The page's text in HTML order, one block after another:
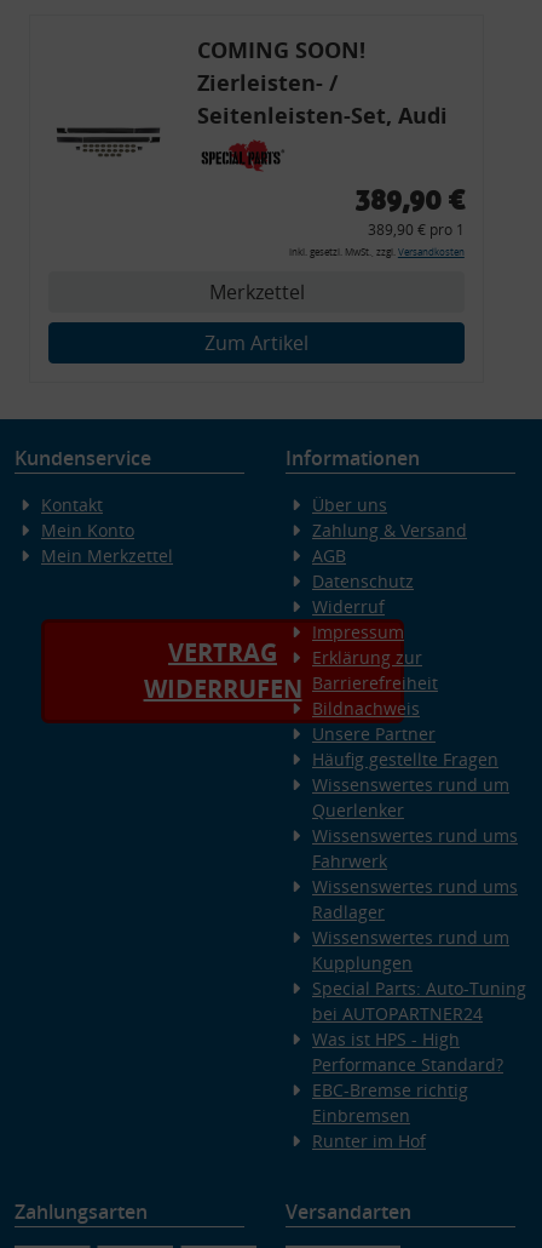
COMING SOON!
Zierleisten- /
Seitenleisten-Set, Audi
80 Cabrio, Coupe, S2, (6x
Zierleiste, 2x Kappe,
Montagewerkzeug)
389,90 €
389,90 € pro 1
inkl. gesetzl. MwSt., zzgl. Versandkosten
Merkzettel
Zum Artikel
Kundenservice
Kontakt
Mein Konto
Mein Merkzettel
VERTRAG
WIDERRUFEN
Informationen
Über uns
Zahlung & Versand
AGB
Datenschutz
Widerruf
Impressum
Erklärung zur
Barrierefreiheit
Bildnachweis
Unsere Partner
Häufig gestellte Fragen
Wissenswertes rund um
Querlenker
Wissenswertes rund ums
Fahrwerk
Wissenswertes rund ums
Radlager
Wissenswertes rund um
Kupplungen
Special Parts: Auto-Tuning
bei AUTOPARTNER24
Was ist HPS - High
Performance Standard?
EBC-Bremse richtig
Einbremsen
Runter im Hof
Zahlungsarten Versandarten